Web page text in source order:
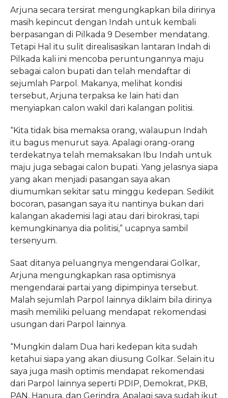
Arjuna secara tersirat mengungkapkan bila dirinya
masih kepincut dengan Indah untuk kembali
berpasangan di Pilkada 9 Desember mendatang.
Tetapi Hal itu sulit direalisasikan lantaran Indah di
Pilkada kali ini mencoba peruntungannya maju
sebagai calon bupati dan telah mendaftar di
sejumlah Parpol. Makanya, melihat kondisi
tersebut, Arjuna terpaksa ke lain hati dan
menyiapkan calon wakil dari kalangan politisi.
“Kita tidak bisa memaksa orang, walaupun Indah
itu bagus menurut saya. Apalagi orang-orang
terdekatnya telah memaksakan Ibu Indah untuk
maju juga sebagai calon bupati. Yang jelasnya siapa
yang akan menjadi pasangan saya akan
diumumkan sekitar satu minggu kedepan. Sedikit
bocoran, pasangan saya itu nantinya bukan dari
kalangan akademisi lagi atau dari birokrasi, tapi
kemungkinanya dia politisi,” ucapnya sambil
tersenyum.
Saat ditanya peluangnya mengendarai Golkar,
Arjuna mengungkapkan rasa optimisnya
mengendarai partai yang dipimpinya tersebut.
Malah sejumlah Parpol lainnya diklaim bila dirinya
masih memiliki peluang mendapat rekomendasi
usungan dari Parpol lainnya.
“Mungkin dalam Dua hari kedepan kita sudah
ketahui siapa yang akan diusung Golkar. Selain itu
saya juga masih optimis mendapat rekomendasi
dari Parpol lainnya seperti PDIP, Demokrat, PKB,
PAN, Hanura, dan Gerindra. Apalagi saya sudah ikut